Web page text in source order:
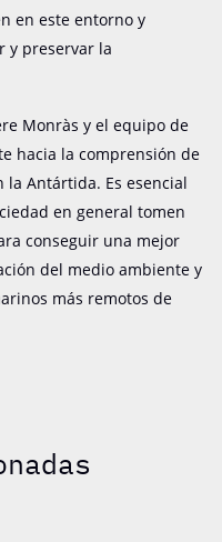
en este entorno y
y preservar la
Monràs y el equipo de
hacia la comprensión de
la Antártida. Es esencial
en general tomen
conseguir una mejor
del medio ambiente y
más remotos de